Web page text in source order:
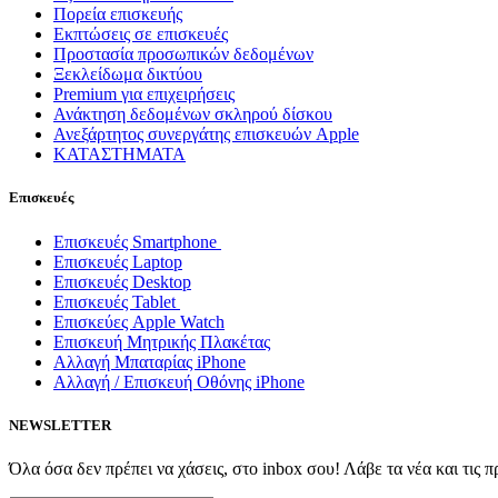
Πορεία επισκευής
Εκπτώσεις σε επισκευές
Προστασία προσωπικών δεδομένων
Ξεκλείδωμα δικτύου
Premium για επιχειρήσεις
Ανάκτηση δεδομένων σκληρού δίσκου
Ανεξάρτητος συνεργάτης επισκευών Apple
ΚΑΤΑΣΤΗΜΑΤΑ
Επισκευές
Επισκευές Smartphone
Επισκευές Laptop
Επισκευές Desktop
Επισκευές Tablet
Επισκεύες Apple Watch
Επισκευή Μητρικής Πλακέτας
Αλλαγή Μπαταρίας iPhone
Αλλαγή / Επισκευή Οθόνης iPhone
NEWSLETTER
Όλα όσα δεν πρέπει να χάσεις, στο inbox σου! Λάβε τα νέα και τις